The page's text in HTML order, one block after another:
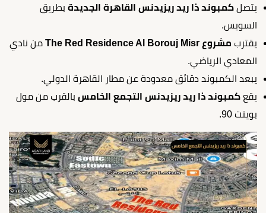
يتصل كمبوند ذا ريد ريزيدنس القاهرة الجديدة بطريق
السويس.
يقترب مشروع The Red Residence Al Borouj Misr
من نادي
المعادي الرياضي.
يبعد الكمبوند دقائق معدودة عن مطار القاهرة الدولي.
يقع كمبوند ذا ريد ريزيدنس التجمع الخامس بالقرب من مول
بوينت 90.